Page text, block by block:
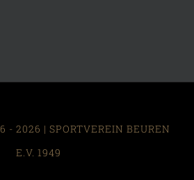
- 2026 | SPORTVEREIN BEUREN
E.V. 1949